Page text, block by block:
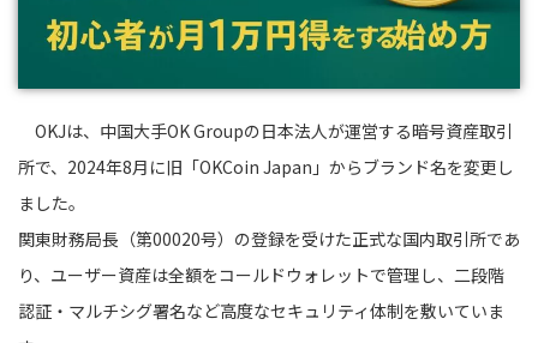
OKJは、中国大手OK Groupの日本法人が運営する暗号資産取引
所で、2024年8月に旧「OKCoin Japan」からブランド名を変更し
ました。
関東財務局長（第00020号）の登録を受けた正式な国内取引所であ
り、ユーザー資産は全額をコールドウォレットで管理し、二段階
認証・マルチシグ署名など高度なセキュリティ体制を敷いていま